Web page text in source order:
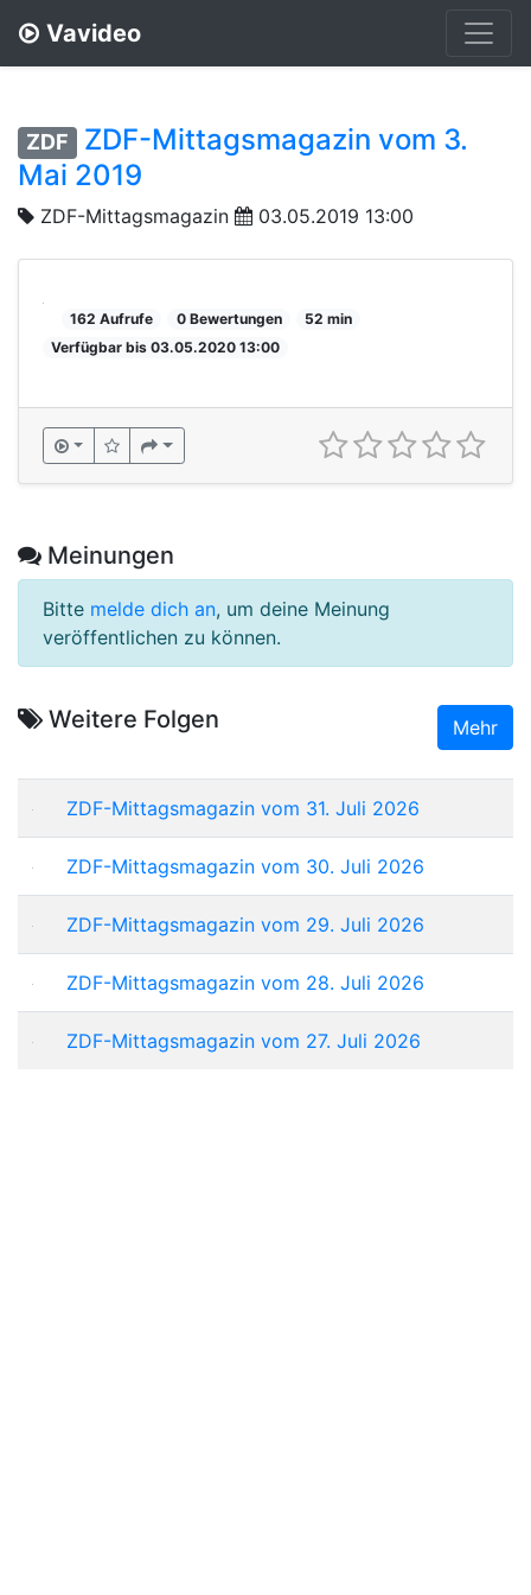
Vavideo
ZDF
ZDF-Mittagsmagazin vom 3.
Mai 2019
ZDF-Mittagsmagazin 03.05.2019 13:00
162 Aufrufe 0 Bewertungen
52 min
Verfügbar bis 03.05.2020 13:00
Meinungen
Bitte melde dich an, um deine Meinung
veröffentlichen zu können.
Weitere Folgen Mehr
ZDF-Mittagsmagazin vom 31. Juli 2026
ZDF-Mittagsmagazin vom 30. Juli 2026
ZDF-Mittagsmagazin vom 29. Juli 2026
ZDF-Mittagsmagazin vom 28. Juli 2026
ZDF-Mittagsmagazin vom 27. Juli 2026